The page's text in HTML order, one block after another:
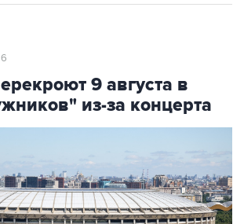
9 августа в
из-за концерта